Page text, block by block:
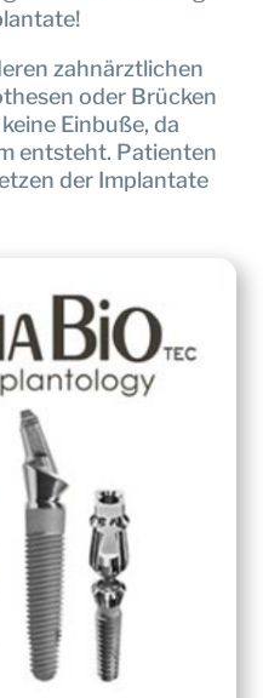
zahnärztlichen
oder Brücken
Einbuße, da
entsteht. Patienten
der Implantate